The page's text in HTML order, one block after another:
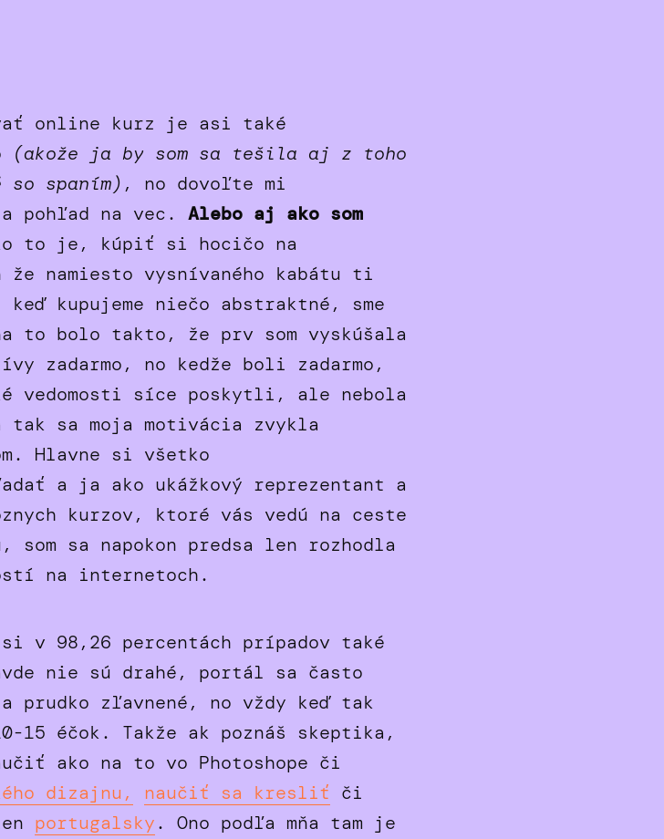
online kurz je asi také
(akože ja by som sa tešila aj z toho
so spaním) , no dovoľte mi
pohľad na vec. Alebo aj ako som
to je, kúpiť si hocičo na
namiesto vysnívaného kabátu ti
kupujeme niečo abstraktné, sme
to bolo takto, že prv som vyskúšala
zadarmo, no kedže boli zadarmo,
vedomosti síce poskytli, ale nebola
tak sa moja motivácia zvykla
Hlavne si všetko
a ja ako ukážkový reprezentant a
kurzov, ktoré vás vedú na ceste
som sa napokon predsa len rozhodla
na internetoch.
v 98,26 percentách prípadov také
nie sú drahé, portál sa často
zľavnené, no vždy keď tak
15 éčok. Takže ak poznáš skeptika,
ako na to vo Photoshope či
dizajnu,
naučiť sa kresliť či
portugalsky. Ono podľa mňa tam je